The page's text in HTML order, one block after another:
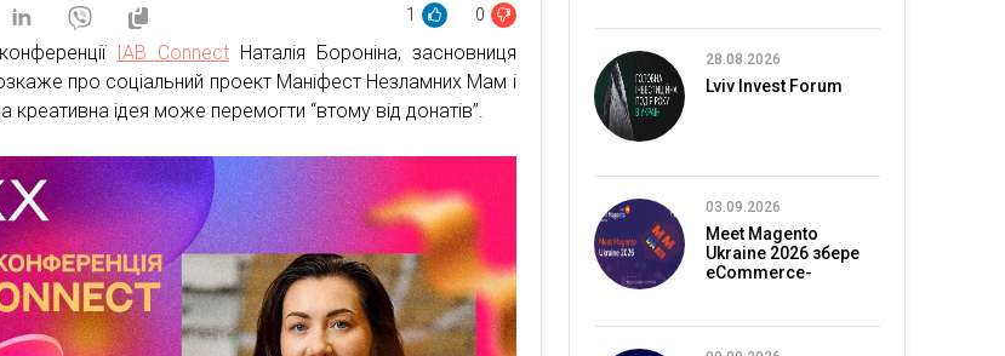
1 0
IAB ConnectНаталія Бороніна, засновниця
про соціальний проект Маніфест Незламних Мам і
креативна ідея може перемогти “втому від донатів”.
28.08.2026
Lviv Invest Forum
03.09.2026
Meet Magento
Ukraine 2026 збере
eCommerce-